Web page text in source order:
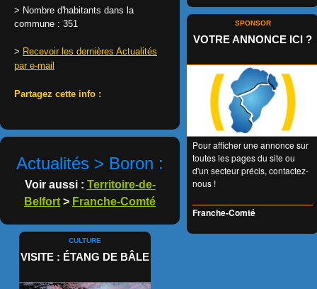
> Nombre d'habitants dans la
commune : 351
> Recevoir les dernières Actualités
par e-mail
Partagez cette info :
Actualités > Boron :
Voir aussi : Territoire-de-
Belfort > Franche-Comté
CULTURE
VISITE : ÉTANG DE BÂLE
SPONSOR
VOTRE ANNONCE ICI ?
Pour afficher une annonce sur
toutes les pages du site ou
d'un secteur précis, contactez-
nous !
Franche-Comté